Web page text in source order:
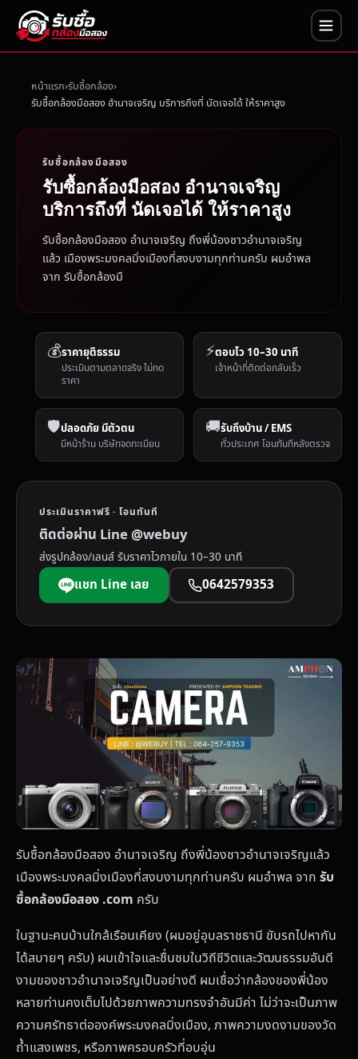
หน้าแรก รับซื้อกล้อง
รับซื้อกล้องมือสอง อำนาจเจริญ บริการถึงที่ นัดเจอได้ ให้ราคาสูง
รับซื้อกล้องมือสอง
รับซื้อกล้องมือสอง อำนาจเจริญ
บริการถึงที่ นัดเจอได้ ให้ราคาสูง
รับซื้อกล้องมือสอง อำนาจเจริญ ถึงพี่น้องชาวอำนาจเจริญ
แล้ว เมืองพระมงคลมิ่งเมืองที่สงบงามทุกท่านครับ ผมอำพล
จาก รับซื้อกล้องมื
💰ราคายุติธรรม
ประเมินตามตลาดจริง ไม่กด
ราคา
⚡ตอบไว 10–30 นาที
เจ้าหน้าที่ติดต่อกลับเร็ว
🛡️ปลอดภัย มีตัวตน
มีหน้าร้าน บริษัทจดทะเบียน
🚚รับถึงบ้าน / EMS
ทั่วประเทศ โอนทันทีหลังตรวจ
ประเมินราคาฟรี · โอนทันที
ติดต่อผ่าน Line @webuy
ส่งรูปกล้อง/เลนส์ รับราคาไวภายใน 10–30 นาที
แชท Line เลย 0642579353
รับซื้อกล้องมือสอง อำนาจเจริญ ถึงพี่น้องชาวอำนาจเจริญแล้ว
เมืองพระมงคลมิ่งเมืองที่สงบงามทุกท่านครับ ผมอำพล จาก รับ
ซื้อกล้องมือสอง .com ครับ
ในฐานะคนบ้านใกล้เรือนเคียง (ผมอยู่อุบลราชธานี ขับรถไปหากัน
ได้สบายๆ ครับ) ผมเข้าใจและชื่นชมในวิถีชีวิตและวัฒนธรรมอันดี
งามของชาวอำนาจเจริญเป็นอย่างดี ผมเชื่อว่ากล้องของพี่น้อง
หลายท่านคงเต็มไปด้วยภาพความทรงจำอันมีค่า ไม่ว่าจะเป็นภาพ
ความศรัทธาต่อองค์พระมงคลมิ่งเมือง, ภาพความงดงามของวัด
ถ้ำแสงเพชร, หรือภาพครอบครัวที่อบอุ่น